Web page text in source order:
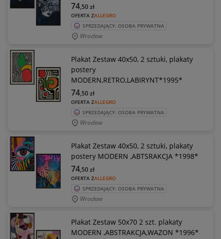
OFERTA ZALLEGRO
74,50zł
SPRZEDAJĄCY: OSOBA PRYWATNA
Wrocław
Plakat Zestaw 40x50, 2 sztuki, plakaty
postery
MODERN,RETRO,LABIRYNT*1995*
OFERTA ZALLEGRO
74,50zł
SPRZEDAJĄCY: OSOBA PRYWATNA
Wrocław
Plakat Zestaw 40x50, 2 sztuki, plakaty
postery MODERN ,ABTSRAKCJA *1998*
OFERTA ZALLEGRO
74,50zł
SPRZEDAJĄCY: OSOBA PRYWATNA
Wrocław
Plakat Zestaw 50x70 2 szt. plakaty
MODERN ,ABSTRAKCJA,WAZON *1996*